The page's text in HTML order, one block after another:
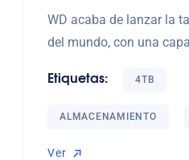
WD acaba de lanzar la
del mundo, con una
Etiquetas: 4TB
ALMACENAMIENTO
Ver